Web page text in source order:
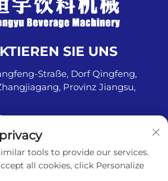
SIE UNS
Straße, Dorf Qingfeng,
Provinz Jiangsu,
tools to provide our services.
all cookies, click Personalize